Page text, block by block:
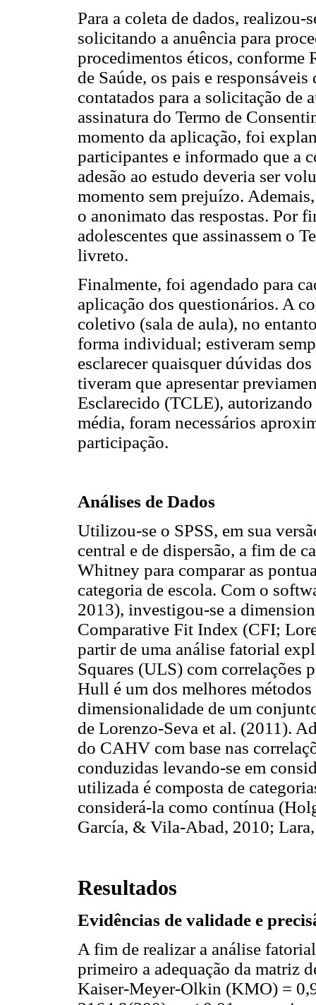
Para a coleta de dados, realizou-
solicitando a anuência para
procedimentos éticos, conforme
de Saúde, os pais e
contatados para a solicitação de
assinatura do Termo de
momento da aplicação, foi
participantes e informado que a
adesão ao estudo deveria ser
momento sem prejuízo.
o anonimato das respostas. Por
adolescentes que assinassem o
livreto.
Finalmente, foi agendado para
aplicação dos questionários. A
coletivo (sala de aula), no
forma individual; estiveram
esclarecer quaisquer dúvidas
tiveram que apresentar
Esclarecido (TCLE),
média, foram necessários
participação.
Análises de Dados
Utilizou-se o SPSS, em sua
central e de dispersão, a fim de
Whitney para comparar as
categoria de escola. Com o
2013), investigou-se a
Comparative Fit Index (CFI;
partir de uma análise fatorial
Squares (ULS) com correlações
Hull é um dos melhores
dimensionalidade de um
de Lorenzo-Seva et al. (2011).
do CAHV com base nas
conduzidas levando-se em
utilizada é composta de
considerá-la como contínua
García, & Vila-Abad, 2010;
Resultados
Evidências de validade e
A fim de realizar a análise
primeiro a adequação da matriz
Kaiser-Meyer-Olkin (KMO) =